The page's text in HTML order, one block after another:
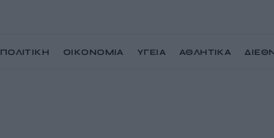
ΠΟΛΙΤΙΚΗ ΟΙΚΟΝΟΜΙΑ ΥΓΕΙΑ ΑΘΛΗΤΙΚΑ